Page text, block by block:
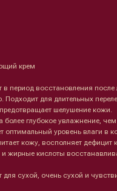
крем
период восстановления
Подходит для длительных
шелушение кожи.
более глубокое увлажнение,
оптимальный уровень влаги в
кожу, восполняет дефицит
и жирные кислоты
для сухой, очень сухой и